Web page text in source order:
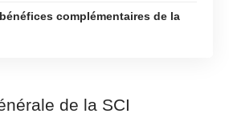
complémentaires de la
de la SCI